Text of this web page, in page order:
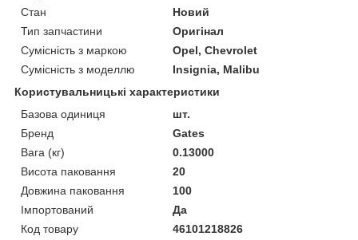
Стан
Новий
Тип запчастини
Оригінал
Сумісність з маркою
Opel, Chevrolet
Сумісність з моделлю
Insignia, Malibu
Користувальницькі характеристики
Базова одиниця
шт.
Бренд
Gates
Вага (кг)
0.13000
Висота паковання
20
Довжина паковання
100
Імпортований
Да
Код товару
46101218826